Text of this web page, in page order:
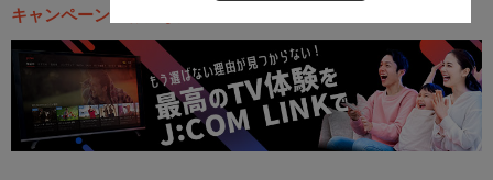
キャンペーン・お得な情報